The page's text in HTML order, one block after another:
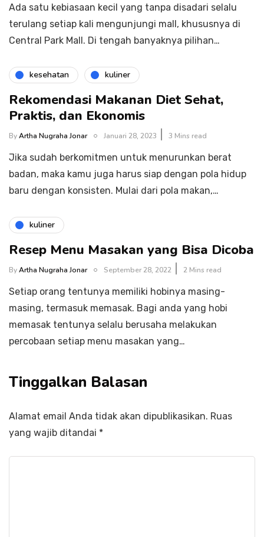
Ada satu kebiasaan kecil yang tanpa disadari selalu
terulang setiap kali mengunjungi mall, khususnya di
Central Park Mall. Di tengah banyaknya pilihan…
kesehatan kuliner
Rekomendasi Makanan Diet Sehat,
Praktis, dan Ekonomis
ByArtha Nugraha Jonar Januari 28, 2023 3 Mins read
Jika sudah berkomitmen untuk menurunkan berat
badan, maka kamu juga harus siap dengan pola hidup
baru dengan konsisten. Mulai dari pola makan,…
kuliner
Resep Menu Masakan yang Bisa Dicoba
ByArtha Nugraha Jonar September 28, 2022 2 Mins read
Setiap orang tentunya memiliki hobinya masing-
masing, termasuk memasak. Bagi anda yang hobi
memasak tentunya selalu berusaha melakukan
percobaan setiap menu masakan yang…
Tinggalkan Balasan
Alamat email Anda tidak akan dipublikasikan. Ruas
yang wajib ditandai *